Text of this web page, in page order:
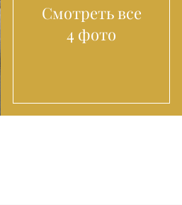
Смотреть все
4 фото